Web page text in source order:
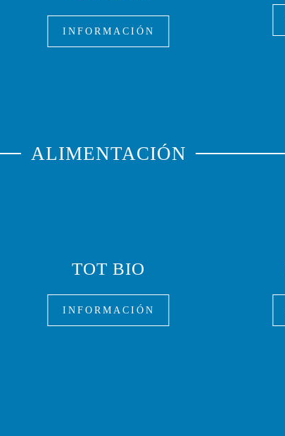
INFORMACIÓN
ALIMENTACIÓN
TOT BIO
INFORMACIÓN